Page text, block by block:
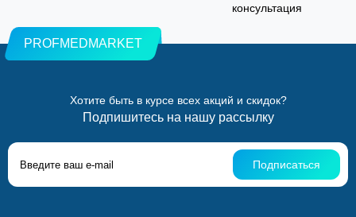
консультация
PROFMEDMARKET
Хотите быть в курсе всех акций и скидок?
Подпишитесь на нашу рассылку
Подписаться